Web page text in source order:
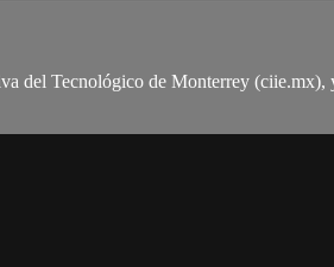
del Tecnológico de Monterrey